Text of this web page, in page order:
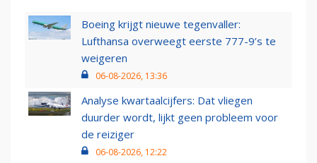
Boeing krijgt nieuwe tegenvaller:
Lufthansa overweegt eerste 777-9’s te
weigeren
06-08-2026, 13:36
Analyse kwartaalcijfers: Dat vliegen
duurder wordt, lijkt geen probleem voor
de reiziger
06-08-2026, 12:22